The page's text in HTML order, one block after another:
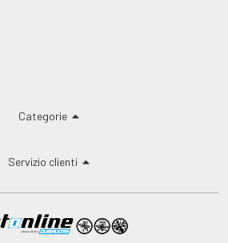
Categorie
Servizio clienti